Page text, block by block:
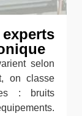
selon
on classe
: bruits